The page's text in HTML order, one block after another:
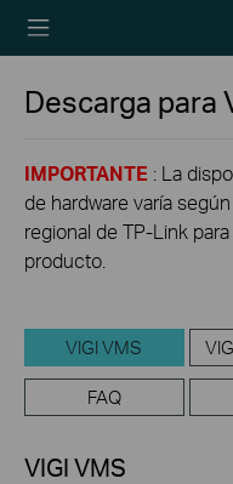
TP-
Descarga para
IMPORTANTE : La
de hardware varía
regional de TP-Link
producto.
VIGI VMS
FAQ
VIGI VMS